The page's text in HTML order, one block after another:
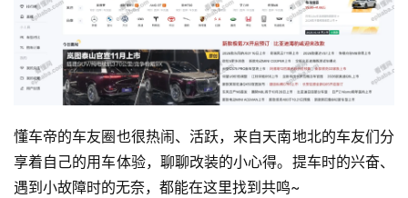
懂车帝的车友圈也很热闹、活跃，来自天南地北的车友们分
享着自己的用车体验，聊聊改装的小心得。提车时的兴奋、
遇到小故障时的无奈，都能在这里找到共鸣~